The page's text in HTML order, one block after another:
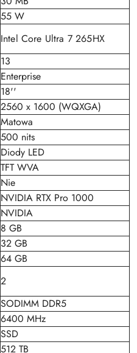
55 W
Intel Core Ultra 7 265HX
13
Enterprise
18''
2560 x 1600 (WQXGA)
Matowa
500 nits
Diody LED
TFT WVA
Nie
NVIDIA RTX Pro 1000
NVIDIA
8 GB
32 GB
64 GB
2
SODIMM DDR5
6400 MHz
SSD
512 TB